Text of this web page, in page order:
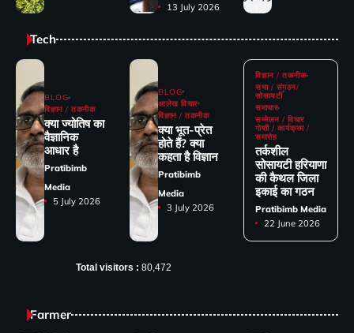
13 July 2026
Tech
BLOG
विज्ञान / तकनीक
क्या ज्योतिष का
वैज्ञानिक
आधार है
Pratibimb
Media
5 July 2026
BLOG
आलेख विचार
विज्ञान / तकनीक
क्या भूत-प्रेत
होते हैं? क्या
कहता है विज्ञान
Pratibimb
Media
3 July 2026
विज्ञान / तकनीक
सभा / संगठन/
सोसायटी
समाचार
सम्मेलन / विचार
गोष्ठी / कार्यक्रम /
समारोह
तर्कशील
सोसायटी हरियाणा
की कैथल जिला
इकाई का गठन
Pratibimb Media
22 June 2026
Total visitors : 80,472
Farmer